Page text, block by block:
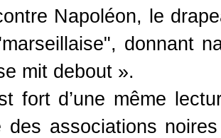
Napoléon, le
donnant
mit debout ».
d’une même
des associations